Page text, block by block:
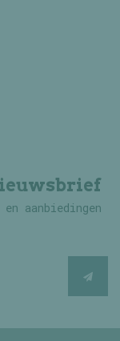
aanbiedingen